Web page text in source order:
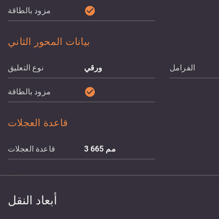
مزود بالطاقة check_circle
بيانات المحور الثاني
نوع التعليق ورقي الفرامل
مزود بالطاقة check_circle
قاعدة العجلات
قاعدة العجلات 3 665 مم
أبعاد النقل